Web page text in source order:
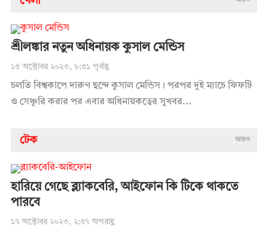
শ্রীলঙ্কার নতুন অধিনায়ক কুসাল মেন্ডিস
১৫ অক্টোবর ২০২৩, ৮:৫১ পূর্বাহ্ণ
চলতি বিশ্বকাপে দারুণ ছন্দে কুসাল মেন্ডিস। পরপর দুই ম্যাচে ফিফটি
ও সেঞ্চুরি করার পর এবার অধিনায়কত্বের সুখবর...
টেক আরও
হারিয়ে গেছে ব্ল্যাকবেরি, আইফোন কি টিকে থাকতে
পারবে
১৭ অক্টোবর ২০২৩, ২:৫৭ অপরাহ্ণ